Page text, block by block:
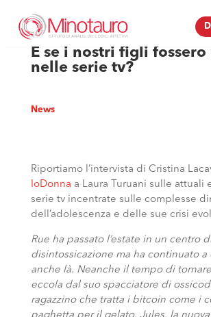
E se i nostri figli fossero
nelle serie tv?
News
Riportiamo l’intervista di Cristina
IoDonna a Laura Turuani sulle attuali
serie tv incentrate sulle complesse
dell’adolescenza e delle sue crisi
Rue ha passato l’estate in un centro
disintossicazione ma ha continuato a
anche là. Neanche il tempo di
eccola dal suo spacciatore di
ragazzino che tratta i bitcoin come i